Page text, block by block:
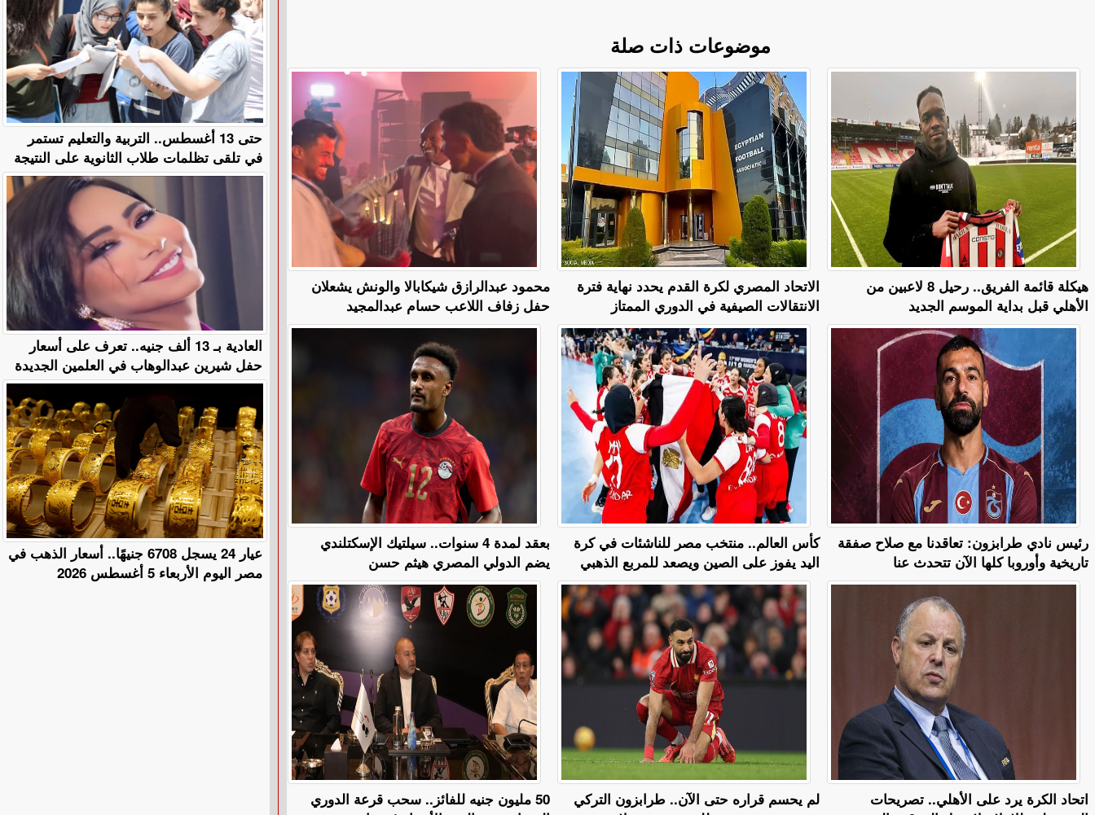
موضوعات ذات صلة
محمود عبدالرازق شيكابالا والونش يشعلان
حفل زفاف اللاعب حسام عبدالمجيد
الاتحاد المصري لكرة القدم يحدد نهاية فترة
الانتقالات الصيفية في الدوري الممتاز
هيكلة قائمة الفريق.. رحيل 8 لاعبين من
الأهلي قبل بداية الموسم الجديد
بعقد لمدة 4 سنوات.. سيلتيك الإسكتلندي
يضم الدولي المصري هيثم حسن
كأس العالم.. منتخب مصر للناشئات في كرة
اليد يفوز على الصين ويصعد للمربع الذهبي
رئيس نادي طرابزون: تعاقدنا مع صلاح صفقة
تاريخية وأوروبا كلها الآن تتحدث عنا
50 مليون جنيه للفائز.. سحب قرعة الدوري
لم يحسم قراره حتى الآن.. طرابزون التركي
اتحاد الكرة يرد على الأهلي.. تصريحات
حتى 13 أغسطس.. التربية والتعليم تستمر
في تلقى تظلمات طلاب الثانوية على النتيجة
العادية بـ 13 ألف جنيه.. تعرف على أسعار
حفل شيرين عبدالوهاب في العلمين الجديدة
عيار 24 يسجل 6708 جنيهًا.. أسعار الذهب في
مصر اليوم الأربعاء 5 أغسطس 2026